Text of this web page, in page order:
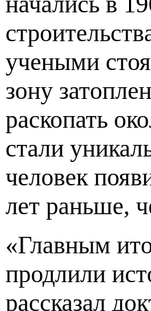
учеными
зону
раскопать
стали
человек
лет раньше,
«Главным
продлили
рассказал